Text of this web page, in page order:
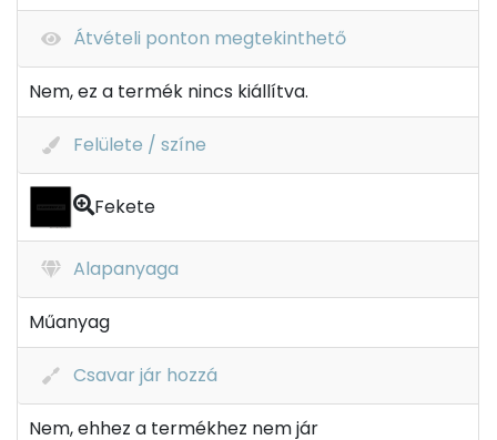
Átvételi ponton megtekinthető
Nem, ez a termék nincs kiállítva.
Felülete / színe
Fekete
Alapanyaga
Műanyag
Csavar jár hozzá
Nem, ehhez a termékhez nem jár